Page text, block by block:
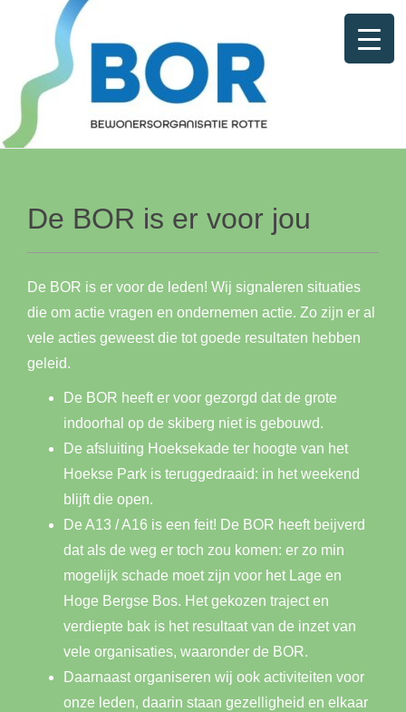
De BOR is er voor jou
De BOR is er voor de leden! Wij signaleren situaties
die om actie vragen en ondernemen actie. Zo zijn er al
vele acties geweest die tot goede resultaten hebben
geleid.
De BOR heeft er voor gezorgd dat de grote
indoorhal op de skiberg niet is gebouwd.
De afsluiting Hoeksekade ter hoogte van het
Hoekse Park is teruggedraaid: in het weekend
blijft die open.
De A13 / A16 is een feit! De BOR heeft beijverd
dat als de weg er toch zou komen: er zo min
mogelijk schade moet zijn voor het Lage en
Hoge Bergse Bos. Het gekozen traject en
verdiepte bak is het resultaat van de inzet van
vele organisaties, waaronder de BOR.
Daarnaast organiseren wij ook activiteiten voor
onze leden, daarin staan gezelligheid en elkaar